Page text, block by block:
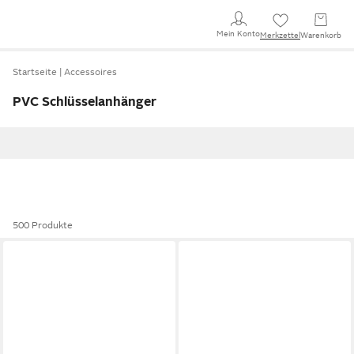
Mein KontoMerkzettel Warenkorb
Startseite Accessoires
PVC Schlüsselanhänger
500 Produkte